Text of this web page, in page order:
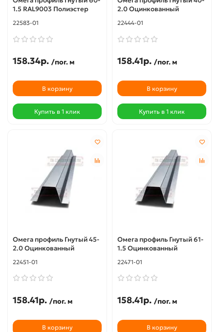
1.5 RAL9003 Полиэстер
22583-01
158.34р. /пог. м
В корзину
Купить в 1 клик
2.0 Оцинкованный
22444-01
158.41р. /пог. м
В корзину
Купить в 1 клик
Омега профиль Гнутый 45-
2.0 Оцинкованный
22451-01
158.41р. /пог. м
В корзину
Омега профиль Гнутый 61-
1.5 Оцинкованный
22471-01
158.41р. /пог. м
В корзину